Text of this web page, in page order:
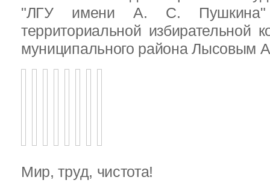
"ЛГУ имени А. С. Пушкина"
территориальной избирательной
муниципального района Лысовым
Мир, труд, чистота!